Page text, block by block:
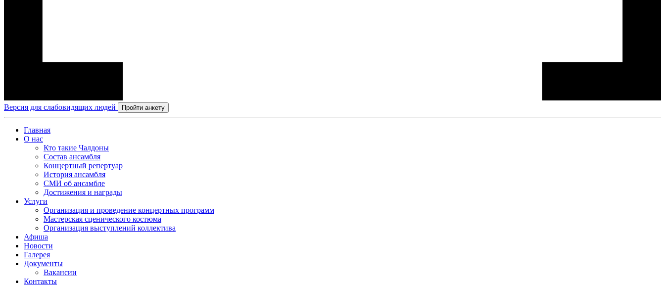
Версия для слабовидящих людей Пройти анкету
Главная
О нас
Кто такие Чалдоны
Состав ансамбля
Концертный репертуар
История ансамбля
СМИ об ансамбле
Достижения и награды
Услуги
Организация и проведение концертных программ
Мастерская сценического костюма
Организация выступлений коллектива
Афиша
Новости
Галерея
Документы
Вакансии
Контакты